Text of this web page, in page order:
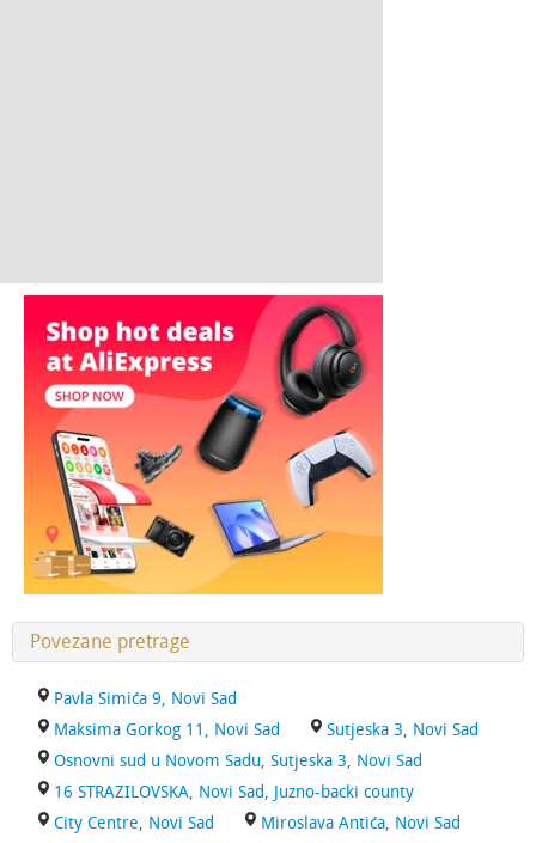
Povezane pretrage
Pavla Simića 9, Novi Sad
Maksima Gorkog 11, Novi Sad
Sutjeska 3, Novi Sad
Osnovni sud u Novom Sadu, Sutjeska 3, Novi Sad
16 STRAZILOVSKA, Novi Sad, Juzno-backi county
City Centre, Novi Sad
Miroslava Antića, Novi Sad